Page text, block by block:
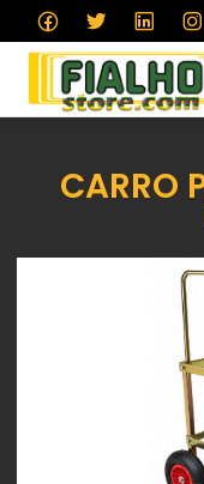
CARRO